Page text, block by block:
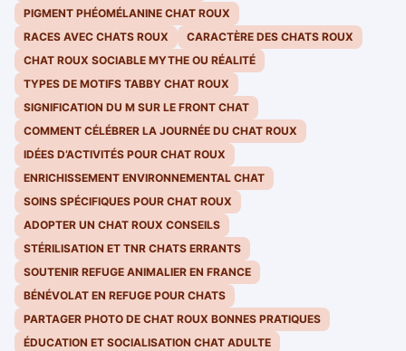
PIGMENT PHÉOMÉLANINE CHAT ROUX
RACES AVEC CHATS ROUX
CARACTÈRE DES CHATS ROUX
CHAT ROUX SOCIABLE MYTHE OU RÉALITÉ
TYPES DE MOTIFS TABBY CHAT ROUX
SIGNIFICATION DU M SUR LE FRONT CHAT
COMMENT CÉLÉBRER LA JOURNÉE DU CHAT ROUX
IDÉES D’ACTIVITÉS POUR CHAT ROUX
ENRICHISSEMENT ENVIRONNEMENTAL CHAT
SOINS SPÉCIFIQUES POUR CHAT ROUX
ADOPTER UN CHAT ROUX CONSEILS
STÉRILISATION ET TNR CHATS ERRANTS
SOUTENIR REFUGE ANIMALIER EN FRANCE
BÉNÉVOLAT EN REFUGE POUR CHATS
PARTAGER PHOTO DE CHAT ROUX BONNES PRATIQUES
ÉDUCATION ET SOCIALISATION CHAT ADULTE